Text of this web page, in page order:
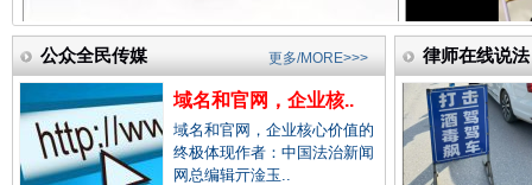
中国医药新闻网.
中国企业新闻网.
公众全民传媒
域名和官网，企业核..
域名和官网，企业核心价值的
终极体现作者：中国法治新闻
网总编辑亓淦玉..
更多/MORE>>> 律师在线说法